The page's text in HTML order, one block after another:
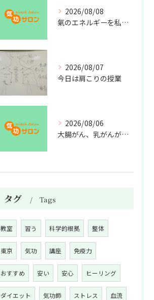
2026/08/08
氣のエネルギーを私利私欲のために使うな
2026/08/07
今日は肩こりの授業
2026/08/06
大腸がん、乳がんが増えた理由
タグ Tags
教室 習う 科学的根拠 整体
東京 気功 講座 免疫力
おすすめ 安い 安心 ヒーリング
ダイエット 気功師 ストレス 血流